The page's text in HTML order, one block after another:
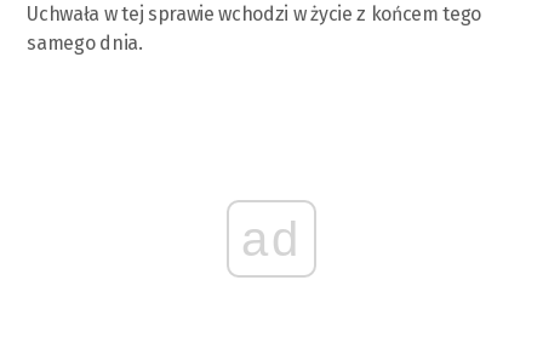
Uchwała w tej sprawie wchodzi w życie z końcem tego
samego dnia.
ad